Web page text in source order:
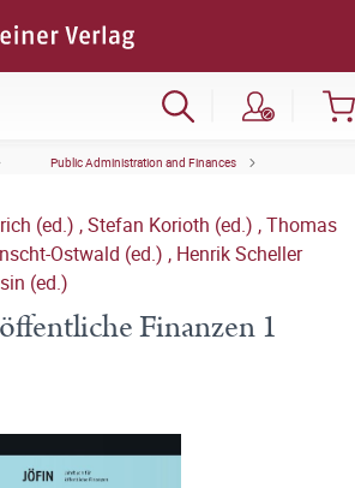
Public Administration and Finances
(ed.) ,Stefan Korioth (ed.) ,Thomas
Ostwald (ed.) , Henrik Scheller
(ed.)
Finanzen 1